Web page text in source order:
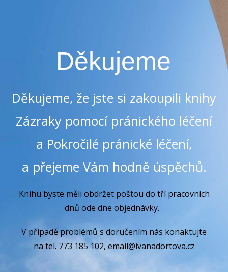
Děkujeme
Děkujeme, že jste si zakoupili knihy
Zázraky pomocí pránického léčení
a Pokročilé pránické léčení,
a přejeme Vám hodně úspěchů.
Knihu byste měli obdržet poštou do tří pracovních
dnů ode dne objednávky.
V případě problémů s doručením nás konaktujte
na tel. 773 185 102, email@ivanadortova.cz